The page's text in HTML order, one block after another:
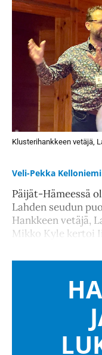
Klusterihankkeen vetäjä,
Veli-Pekka Kelloniemi
Päijät-Hämeessä
Lahden seudun
Hankkeen vetäjä,
Mikko Kyle kertoi